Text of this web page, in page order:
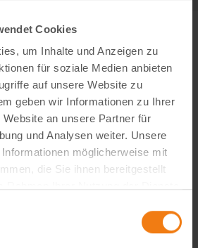
Cookies
um Inhalte und Anzeigen zu
für soziale Medien anbieten
auf unsere Website zu
geben wir Informationen zu Ihrer
an unsere Partner für
und Analysen weiter. Unsere
möglicherweise mit
die Sie ihnen bereitgestellt